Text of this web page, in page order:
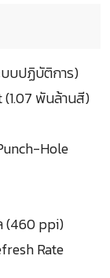
บปฏิบัติการ)
พันล้านสี)
Hole
(460 ppi)
Rate